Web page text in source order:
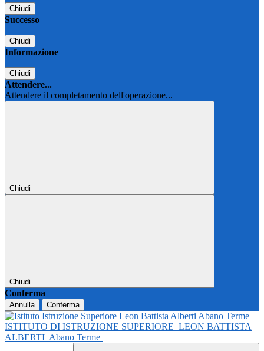
Chiudi
Successo
Chiudi
Informazione
Chiudi
Attendere...
Attendere il completamento dell'operazione...
Chiudi
Chiudi
Conferma
Annulla Conferma
ISTITUTO DI ISTRUZIONE SUPERIORE LEON BATTISTA
ALBERTI Abano Terme